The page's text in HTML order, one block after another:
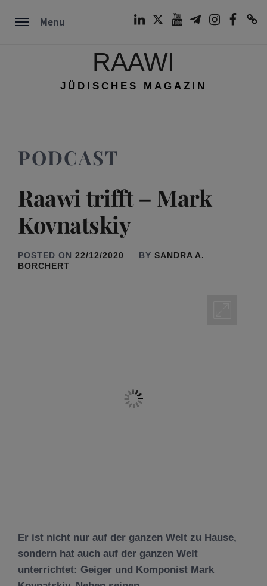
Menu
RAAWI
JÜDISCHES MAGAZIN
PODCAST
Raawi trifft – Mark
Kovnatskiy
POSTED ON 22/12/2020 BY SANDRA A.
BORCHERT
Er ist nicht nur auf der ganzen Welt zu Hause,
sondern hat auch auf der ganzen Welt
unterrichtet: Geiger und Komponist Mark